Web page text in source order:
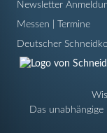
Newsletter
Messen | Termine
Deutscher
Das